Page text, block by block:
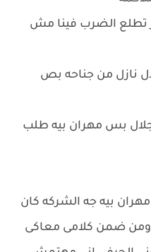
تطلع الضرب فينا مش
نازل من جناحه بص
بس مهران بيه طلب
بيه جه الشركه كان
ومن ضمن كلامى معاكى